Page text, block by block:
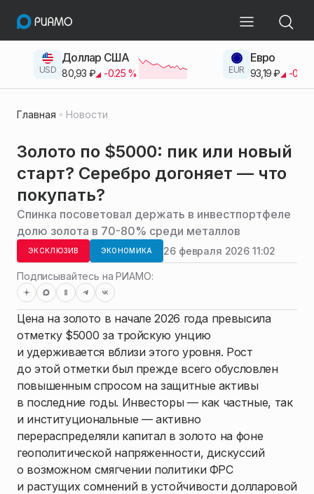
USD
Доллар США
80,93 ₽ -0.25% EUR
Евро
93,19 ₽ -0.42
Главная Новости
Золото по $5000: пик или новый
старт? Серебро догоняет — что
покупать?
Спинка посоветовал держать в инвестпортфеле
долю золота в 70-80% среди металлов
ЭКСКЛЮЗИВ ЭКОНОМИКА 26 февраля 2026 11:02
Подписывайтесь на РИАМО:
Цена на золото в начале 2026 года превысила
отметку $5000 за тройскую унцию
и удерживается вблизи этого уровня. Рост
до этой отметки был прежде всего обусловлен
повышенным спросом на защитные активы
в последние годы. Инвесторы — как частные, так
и институциональные — активно
перераспределяли капитал в золото на фоне
геополитической напряженности, дискуссий
о возможном смягчении политики ФРС
и растущих сомнений в устойчивости долларовой